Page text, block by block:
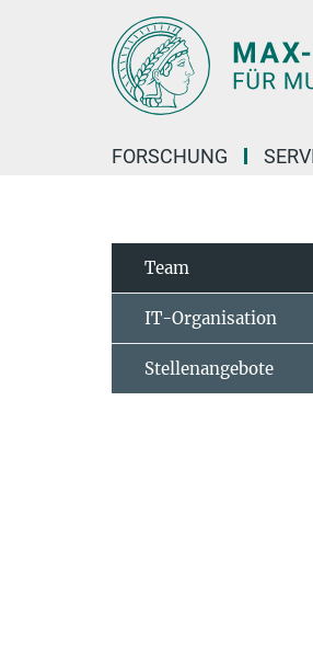
FORSCHUNG
Team
IT-Organisation
Stellenangebote